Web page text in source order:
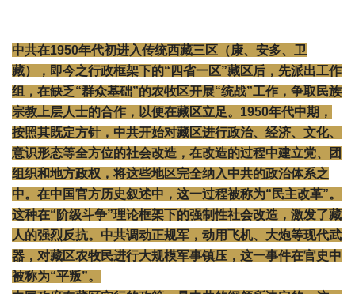
中共在1950年代初进入传统西藏三区（康、安多、卫
藏），即今之行政框架下的“四省一区”藏区后，先派出工作
组，在缺乏“群众基础”的农牧区开展“统战”工作，争取民族
宗教上层人士的合作，以便在藏区立足。1950年代中期，
按照其既定方针，中共开始对藏区进行政治、经济、文化、
意识形态等全方位的社会改造，在改造的过程中建立党、团
组织和地方政权，将这些地区完全纳入中共的政治体系之
中。在中国官方历史叙述中，这一过程被称为“民主改革”。
这种在“阶级斗争”理论框架下的强制性社会改造，激发了藏
人的强烈反抗。中共调动正规军，动用飞机、大炮等现代武
器，对藏区农牧民进行大规模军事镇压，这一事件在官史中
被称为“平叛”。